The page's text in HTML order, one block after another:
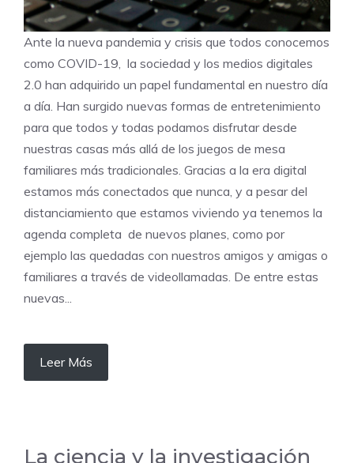
Ante la nueva pandemia y crisis que todos conocemos
como COVID-19, la sociedad y los medios digitales
2.0 han adquirido un papel fundamental en nuestro día
a día. Han surgido nuevas formas de entretenimiento
para que todos y todas podamos disfrutar desde
nuestras casas más allá de los juegos de mesa
familiares más tradicionales. Gracias a la era digital
estamos más conectados que nunca, y a pesar del
distanciamiento que estamos viviendo ya tenemos la
agenda completa de nuevos planes, como por
ejemplo las quedadas con nuestros amigos y amigas o
familiares a través de videollamadas. De entre estas
nuevas...
Leer Más
La ciencia y la investigación